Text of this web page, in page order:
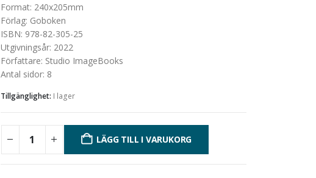
Format: 240x205mm
Förlag: Goboken
ISBN: 978-82-305-25
Utgivningsår: 2022
Författare: Studio ImageBooks
Antal sidor: 8
Tillgänglighet: I lager
LÄGG TILL I VARUKORG